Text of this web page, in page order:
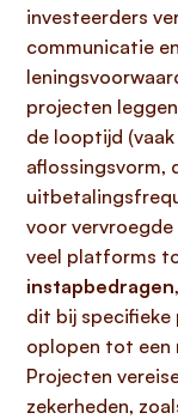
investeerders
communicatie
projecten
de looptijd (vaak
aflossingsvorm,
voor
veel platforms
instapbedragen
dit bij
oplopen tot een
Projecten
zekerheden,